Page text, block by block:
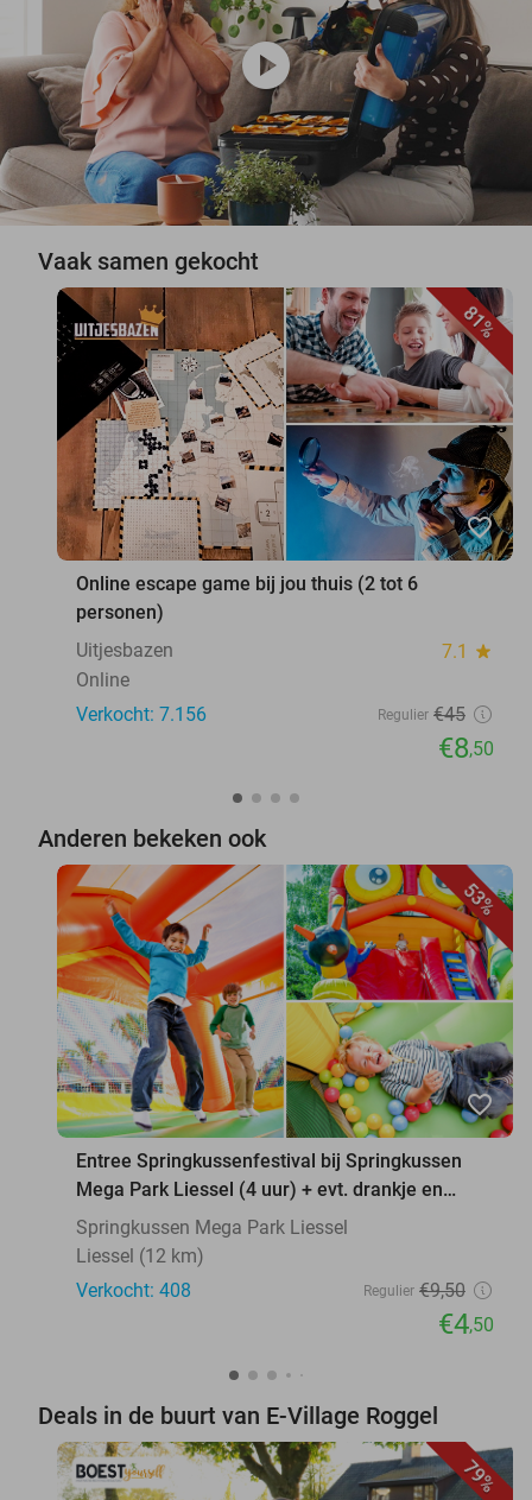
play_circle
Vaak samen gekocht
81%
favorite_border
Online escape game bij jou thuis (2 tot 6
personen)
Uitjesbazen
7.1 star
Online
Verkocht: 7.156
Regulier €45
€8,50
Anderen bekeken ook
53%
favorite_border
Entree Springkussenfestival bij Springkussen
Mega Park Liessel (4 uur) + evt. drankje en
snack
Springkussen Mega Park Liessel
Liessel (12 km)
Verkocht: 408
Regulier €9,50
€4,50
Deals in de buurt van E-Village Roggel
79%